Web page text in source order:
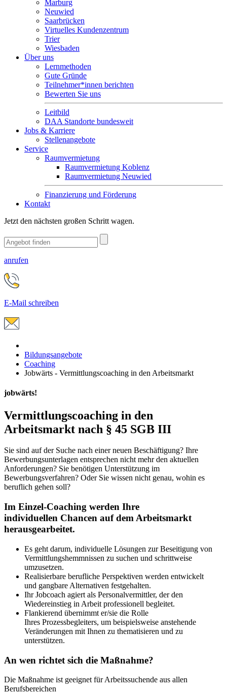
Marburg
Neuwied
Saarbrücken
Virtuelles Kundenzentrum
Trier
Wiesbaden
Über uns
Lernmethoden
Gute Gründe
Teilnehmer*innen berichten
Bewerten Sie uns
Leitbild
DAA Standorte bundesweit
Jobs & Karriere
Stellenangebote
Service
Raumvermietung
Raumvermietung Koblenz
Raumvermietung Neuwied
Finanzierung und Förderung
Kontakt
Jetzt den nächsten großen Schritt wagen.
anrufen
E-Mail schreiben
Bildungsangebote
Coaching
Jobwärts - Vermittlungscoaching in den Arbeitsmarkt
jobwärts!
Vermittlungscoaching in den
Arbeitsmarkt nach § 45 SGB III
Sie sind auf der Suche nach einer neuen Beschäftigung? Ihre
Bewerbungsunterlagen entsprechen nicht mehr den aktuellen
Anforderungen? Sie benötigen Unterstützung im
Bewerbungsverfahren? Oder Sie wissen nicht genau, wohin es
beruflich gehen soll?
Im Einzel-Coaching werden Ihre
individuellen Chancen auf dem Arbeitsmarkt
herausgearbeitet.
Es geht darum, individuelle Lösungen zur Beseitigung von
Vermittlungshemmnissen zu suchen und schrittweise
umzusetzen.
Realisierbare berufliche Perspektiven werden entwickelt
und gangbare Alternativen festgehalten.
Ihr Jobcoach agiert als Personalvermittler, der den
Wiedereinstieg in Arbeit professionell begleitet.
Flankierend übernimmt er/sie die Rolle
Ihres Prozessbegleiters, um beispielsweise anstehende
Veränderungen mit Ihnen zu thematisieren und zu
unterstützen.
An wen richtet sich die Maßnahme?
Die Maßnahme ist geeignet für Arbeitssuchende aus allen
Berufsbereichen